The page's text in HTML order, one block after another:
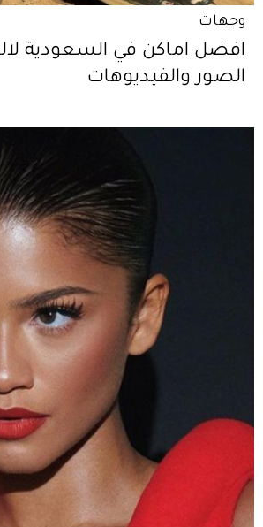
وجهات
افضل اماكن في السعودية
الصور والفيديوهات